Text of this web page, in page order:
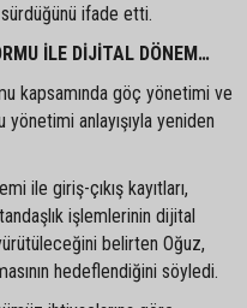
ifade etti.
İLE DİJİTAL DÖNEM…
kapsamında göç yönetimi ve
anlayışıyla yeniden
ile giriş-çıkış kayıtları,
işlemlerinin dijital
belirten Oğuz,
hedeflendiğini söyledi.